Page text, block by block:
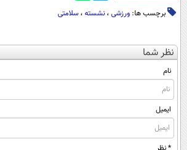
برچسب ها: ورزشی ، نشسته ، سلامتی
نظر شما
نام
ایمیل